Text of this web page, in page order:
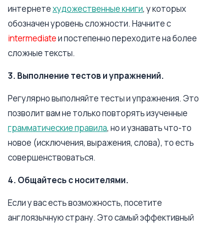
интернетехудожественные книги, у которых
обозначен уровень сложности. Начните с
intermediateи постепенно переходите на более
сложные тексты.
3. Выполнение тестов и упражнений.
Регулярно выполняйте тесты и упражнения. Это
позволит вам не только повторять изученные
грамматические правила, но и узнавать что-то
новое (исключения, выражения, слова), то есть
совершенствоваться.
4. Общайтесь с носителями.
Если у вас есть возможность, посетите
англоязычную страну. Это самый эффективный